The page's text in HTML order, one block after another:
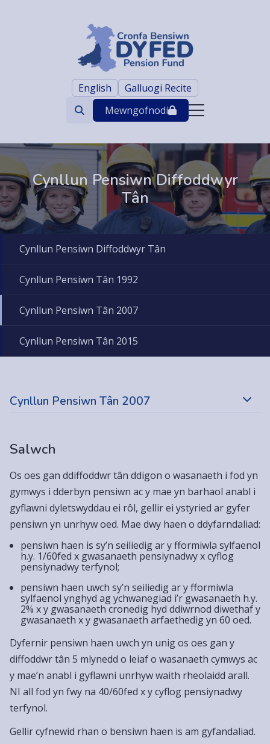
English Galluogi Recite
Search
Mewngofnodi
Cynllun Pensiwn Diffoddwyr
Tân
Cynllun Pensiwn Diffoddwyr Tân
Cynllun Pensiwn Tân 1992
Cynllun Pensiwn Tân 2007
Cynllun Pensiwn Tân 2015
Cynllun Pensiwn Tân 2007
Salwch
Os oes gan ddiffoddwr tân ddigon o wasanaeth i fod yn
gymwys i dderbyn pensiwn ac y mae yn barhaol anabl i
gyflawni dyletswyddau ei rôl, gellir ei ystyried ar gyfer
pensiwn yn unrhyw oed. Mae dwy haen o ddyfarndaliad:
pensiwn haen is sy’n seiliedig ar y fformiwla sylfaenol
h.y. 1/60fed x gwasanaeth pensiynadwy x cyflog
pensiynadwy terfynol;
pensiwn haen uwch sy’n seiliedig ar y fformiwla
sylfaenol ynghyd ag ychwanegiad i’r gwasanaeth h.y.
2% x y gwasanaeth cronedig hyd ddiwrnod diwethaf y
gwasanaeth x y gwasanaeth arfaethedig yn 60 oed.
Dyfernir pensiwn haen uwch yn unig os oes gan y
diffoddwr tân 5 mlynedd o leiaf o wasanaeth cymwys ac
y mae’n anabl i gyflawni unrhyw waith rheolaidd arall.
NI all fod yn fwy na 40/60fed x y cyflog pensiynadwy
terfynol.
Gellir cyfnewid rhan o bensiwn haen is am gyfandaliad.